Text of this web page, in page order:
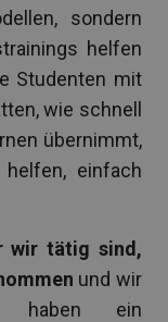
sondern
helfen
Studenten mit
wie schnell
übernimmt,
einfach
wir tätig sind,
und wir
haben ein